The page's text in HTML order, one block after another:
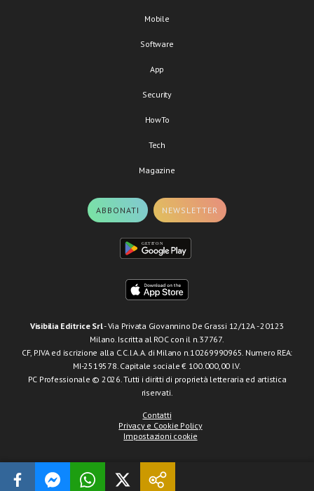
Mobile
Software
App
Security
HowTo
Tech
Magazine
ABBONATI NEWSLETTER
Visibilia Editrice Srl- Via Privata Giovannino De Grassi 12/12A - 20123
Milano. Iscritta al ROC con il n.37767.
CF, P.IVA ed iscrizione alla C.C.I.A.A. di Milano n.10269990965. Numero REA:
MI-2519578. Capitale sociale € 100.000,00 I.V.
PC Professionale © 2026. Tutti i diritti di proprietà letteraria ed artistica
riservati.
Contatti
Privacy e Cookie Policy
Impostazioni cookie